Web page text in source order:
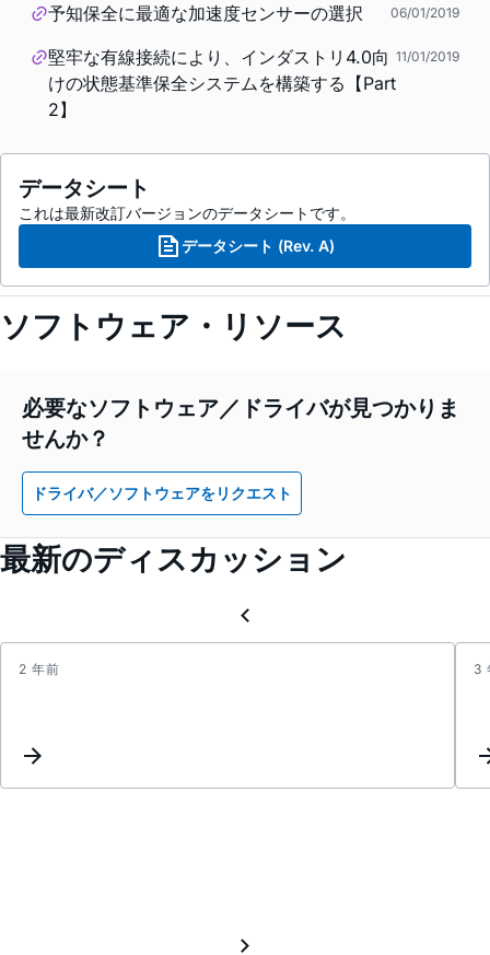
予知保全に最適な加速度センサーの選択 06/01/2019
堅牢な有線接続により、インダストリ4.0向
けの状態基準保全システムを構築する【Part
2】
11/01/2019
データシート
これは最新改訂バージョンのデータシートです。
データシート (Rev. A)
ソフトウェア・リソース
必要なソフトウェア／ドライバが見つかりま
せんか？
ドライバ／ソフトウェアをリクエスト
最新のディスカッション
2 年前 3